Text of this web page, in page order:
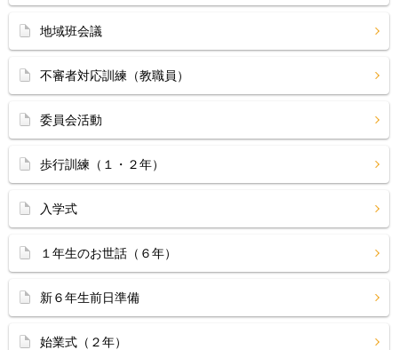
地域班会議
不審者対応訓練（教職員）
委員会活動
歩行訓練（１・２年）
入学式
１年生のお世話（６年）
新６年生前日準備
始業式（２年）